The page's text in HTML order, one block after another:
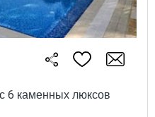
6 каменных люксов